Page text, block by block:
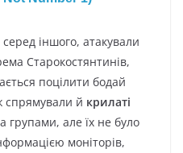
серед іншого, атакували
Старокостянтинів,
поцілити бодай
спрямували й крилаті
групами, але їх не було
моніторів,